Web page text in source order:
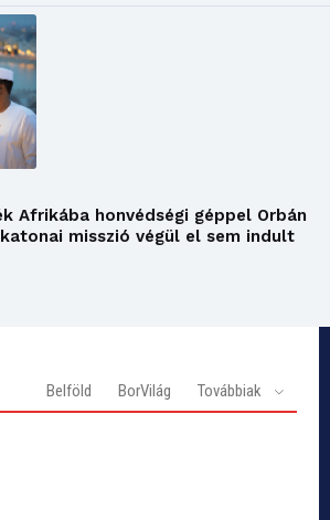
Afrikába honvédségi géppel Orbán
misszió végül el sem indult
Belföld BorVilág Továbbiak